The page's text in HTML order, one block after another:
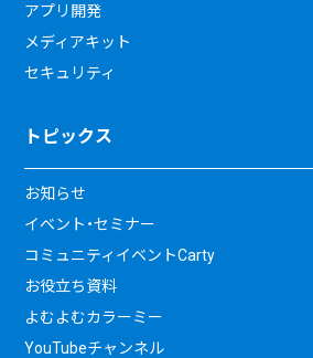
アプリ開発
メディアキット
セキュリティ
トピックス
お知らせ
イベント・セミナー
コミュニティイベントCarty
お役立ち資料
よむよむカラーミー
YouTubeチャンネル